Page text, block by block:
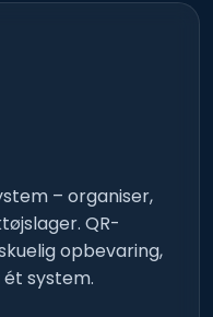
– organiser,
QR-
opbevaring,
system.